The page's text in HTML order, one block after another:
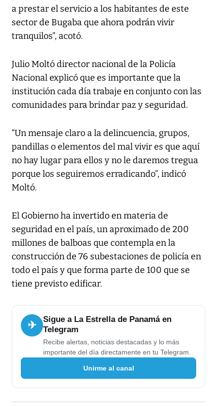
a prestar el servicio a los habitantes de este
sector de Bugaba que ahora podrán vivir
tranquilos”, acotó.
Julio Moltó director nacional de la Policía
Nacional explicó que es importante que la
institución cada día trabaje en conjunto con las
comunidades para brindar paz y seguridad.
“Un mensaje claro a la delincuencia, grupos,
pandillas o elementos del mal vivir es que aquí
no hay lugar para ellos y no le daremos tregua
porque los seguiremos erradicando”, indicó
Moltó.
El Gobierno ha invertido en materia de
seguridad en el país, un aproximado de 200
millones de balboas que contempla en la
construcción de 76 subestaciones de policía en
todo el país y que forma parte de 100 que se
tiene previsto edificar.
✈
Sigue a La Estrella de Panamá en
Telegram
Recibe alertas, noticias destacadas y lo más
importante del día directamente en tu Telegram.
Unirme al canal